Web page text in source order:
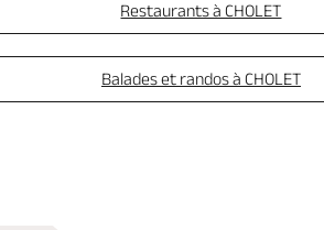
Restaurants à CHOLET
Balades et randos à CHOLET